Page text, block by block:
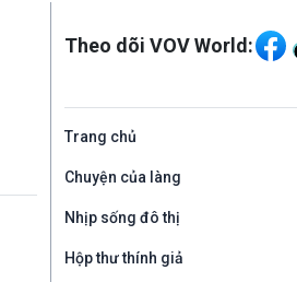
Theo dõi VOV World:
Trang chủ
Chuyện của làng
Nhịp sống đô thị
Hộp thư thính giả